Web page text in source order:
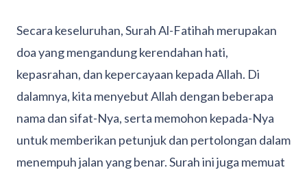
Secara keseluruhan, Surah Al-Fatihah merupakan
doa yang mengandung kerendahan hati,
kepasrahan, dan kepercayaan kepada Allah. Di
dalamnya, kita menyebut Allah dengan beberapa
nama dan sifat-Nya, serta memohon kepada-Nya
untuk memberikan petunjuk dan pertolongan dalam
menempuh jalan yang benar. Surah ini juga memuat